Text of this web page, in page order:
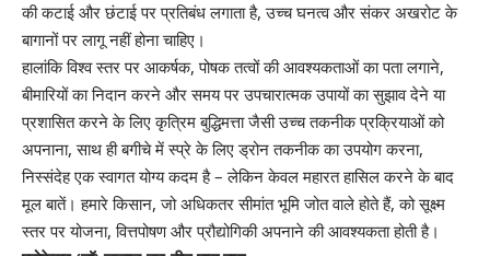
की कटाई और छंटाई पर प्रतिबंध लगाता है, उच्च घनत्व और संकर अखरोट के
बागानों पर लागू नहीं होना चाहिए।
हालांकि विश्व स्तर पर आकर्षक, पोषक तत्वों की आवश्यकताओं का पता लगाने,
बीमारियों का निदान करने और समय पर उपचारात्मक उपायों का सुझाव देने या
प्रशासित करने के लिए कृत्रिम बुद्धिमत्ता जैसी उच्च तकनीक प्रक्रियाओं को
अपनाना, साथ ही बगीचे में स्प्रे के लिए ड्रोन तकनीक का उपयोग करना,
निस्संदेह एक स्वागत योग्य कदम है – लेकिन केवल महारत हासिल करने के बाद
मूल बातें। हमारे किसान, जो अधिकतर सीमांत भूमि जोत वाले होते हैं, को सूक्ष्म
स्तर पर योजना, वित्तपोषण और प्रौद्योगिकी अपनाने की आवश्यकता होती है।